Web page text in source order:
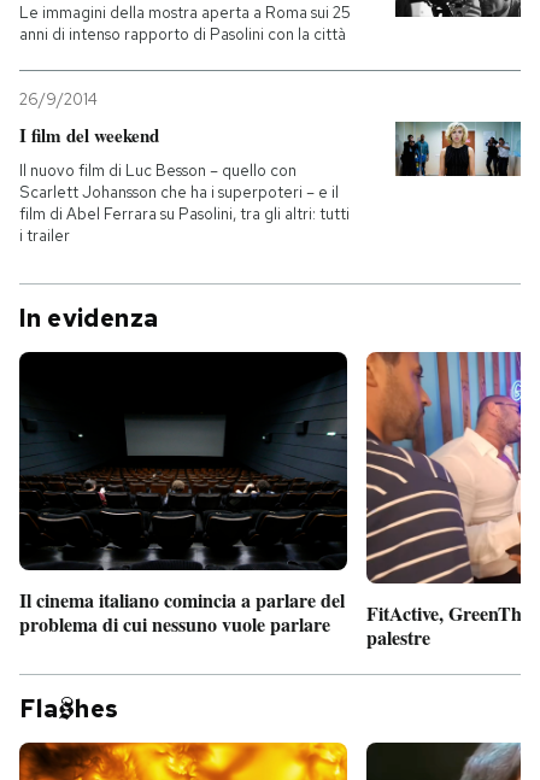
Le immagini della mostra aperta a Roma sui 25
anni di intenso rapporto di Pasolini con la città
26/9/2014
I film del weekend
Il nuovo film di Luc Besson – quello con
Scarlett Johansson che ha i superpoteri – e il
film di Abel Ferrara su Pasolini, tra gli altri: tutti
i trailer
In evidenza
Il cinema italiano comincia a parlare del
problema di cui nessuno vuole parlare
FitActive,
palestre
Fla hes